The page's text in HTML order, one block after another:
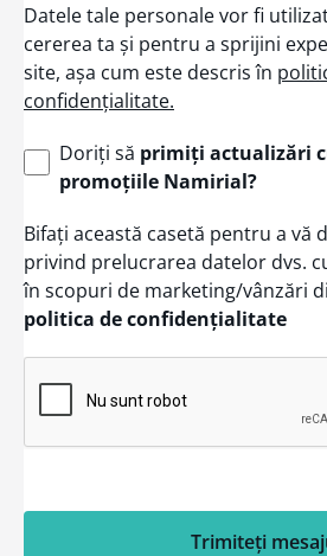
Datele tale personale vor fi
cererea ta și pentru a sprijini
site, așa cum este descris în
confidențialitate.
Doriți să primiți actualizări
promoțiile Namirial?
Bifați această casetă pentru a vă
privind prelucrarea datelor dvs.
în scopuri de marketing/vânzări
politica de confidențialitate
Trimiteți